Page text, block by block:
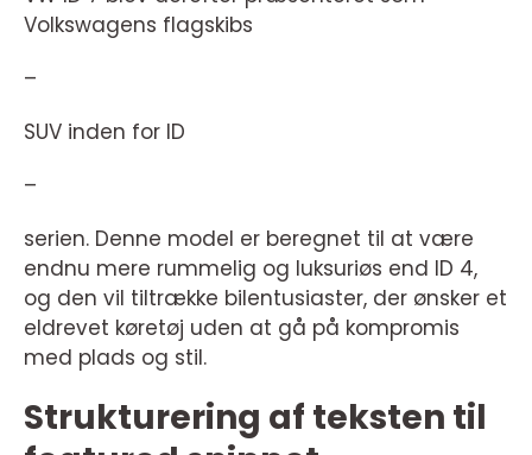
Volkswagens flagskibs
–
SUV inden for ID
–
serien. Denne model er beregnet til at være
endnu mere rummelig og luksuriøs end ID 4,
og den vil tiltrække bilentusiaster, der ønsker et
eldrevet køretøj uden at gå på kompromis
med plads og stil.
Strukturering af teksten til